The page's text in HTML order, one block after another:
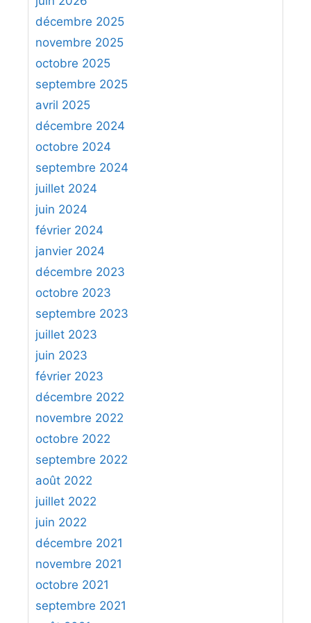
r
e
r
:
décembre 2025
novembre 2025
octobre 2025
septembre 2025
avril 2025
décembre 2024
octobre 2024
septembre 2024
juillet 2024
juin 2024
février 2024
janvier 2024
décembre 2023
octobre 2023
septembre 2023
juillet 2023
juin 2023
février 2023
décembre 2022
novembre 2022
octobre 2022
septembre 2022
août 2022
juillet 2022
juin 2022
décembre 2021
novembre 2021
octobre 2021
septembre 2021